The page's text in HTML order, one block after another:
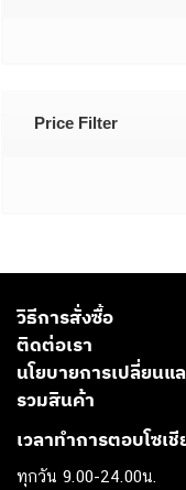
Price Filter
วิธีการสั่งซื้อ
ติดต่อเรา
นโยบายการเปลี่ยนแ
รวมสินค้า
เวลาทำการตอบโซเชี
ทุกวัน 9.00-24.00น.